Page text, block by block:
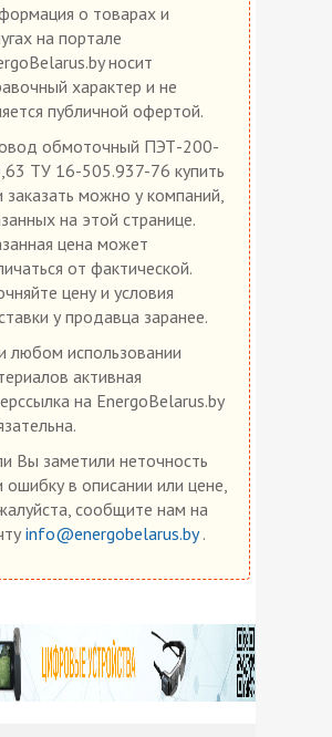
о товарах и
на портале
носит
характер и не
публичной офертой.
обмоточный ПЭТ-200-
ТУ 16-505.937-76 купить
заказать можно у компаний,
на этой странице.
цена может
от фактической.
цену и условия
у продавца заранее.
любом использовании
активная
на EnergoBelarus.by
Вы заметили неточность
ошибку в описании или цене,
сообщите нам на
info@energobelarus.by.